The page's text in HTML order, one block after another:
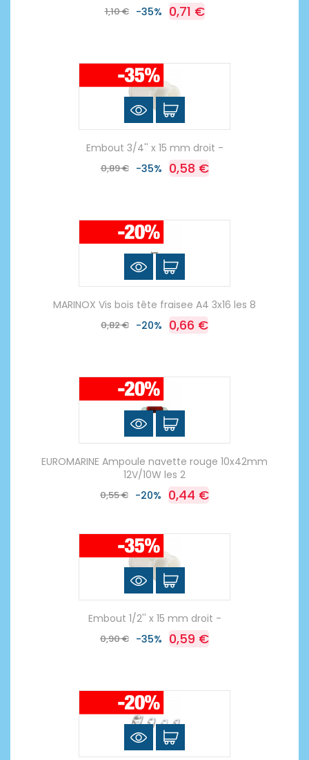
1,10 € -35% 0,71 €
Embout 3/4'' x 15 mm droit -
0,89 € -35% 0,58 €
MARINOX Vis bois tête fraisee A4 3x16 les 8
0,82 € -20% 0,66 €
EUROMARINE Ampoule navette rouge 10x42mm
12V/10W les 2
0,55 € -20% 0,44 €
Embout 1/2'' x 15 mm droit -
0,90 € -35% 0,59 €